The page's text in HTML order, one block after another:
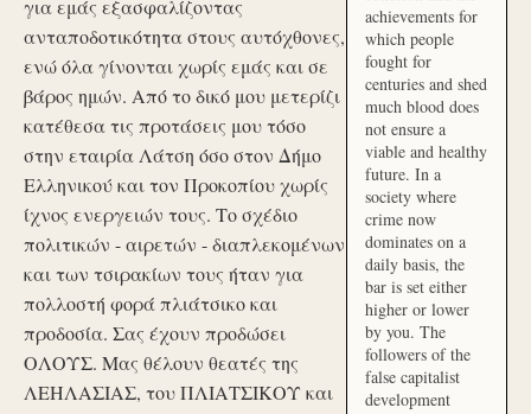
για εμάς εξασφαλίζοντας
ανταποδοτικότητα στους αυτόχθονες,
ενώ όλα γίνονται χωρίς εμάς και σε
βάρος ημών. Από το δικό μου μετερίζι
κατέθεσα τις προτάσεις μου τόσο
στην εταιρία Λάτση όσο στον Δήμο
Ελληνικού και τον Προκοπίου χωρίς
ίχνος ενεργειών τους. Το σχέδιο
πολιτικών - αιρετών - διαπλεκομένων
και των τσιρακίων τους ήταν για
πολλοστή φορά πλιάτσικο και
προδοσία. Σας έχουν προδώσει
ΟΛΟΥΣ. Μας θέλουν θεατές της
ΛΕΗΛΑΣΙΑΣ, του ΠΛΙΑΤΣΙΚΟΥ και
achievements for
which people
fought for
centuries and shed
much blood does
not ensure a
viable and healthy
future. In a
society where
crime now
dominates on a
daily basis, the
bar is set either
higher or lower
by you. The
followers of the
false capitalist
development